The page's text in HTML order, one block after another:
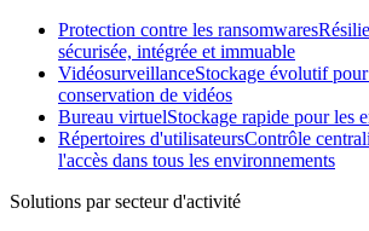
Protection contre les ransomwares
sécurisée, intégrée et immuable
VidéosurveillanceStockage évolutif
conservation de vidéos
Bureau virtuelStockage rapide pour les
Répertoires d'utilisateursContrôle
l'accès dans tous les environnements
Solutions par secteur d'activité